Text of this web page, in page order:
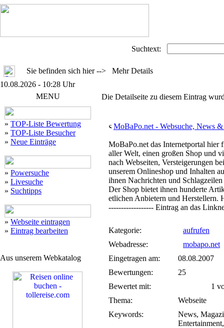
Suchtext:
Sie befinden sich hier --> Mehr Details
10.08.2026 - 10:28 Uhr
MENU
» TOP-Liste Bewertung
» TOP-Liste Besucher
» Neue Einträge
» Powersuche
» Livesuche
» Suchtipps
» Webseite eintragen
» Eintrag bearbeiten
Aus unserem Webkatalog
Die Detailseite zu diesem Eintrag
MoBaPo.net - Websuche, News
MoBaPo.net das Internetportal hier
aller Welt, einen großen Shop und
nach Webseiten, Versteigerungen
unserem Onlineshop und Inhalten
ihnen Nachrichten und
Der Shop bietet ihnen hunderte
etlichen Anbietern und Herstellern.
------------------ Eintrag an das
Kategorie:
aufrufen
Webadresse:
mobapo.net
Eingetragen am:
08.08.2007
Bewertungen:
25
Bewertet mit:
1
Thema:
Webseite
Keywords:
News,